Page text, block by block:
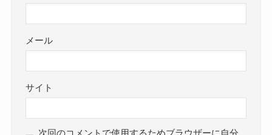
メール
サイト